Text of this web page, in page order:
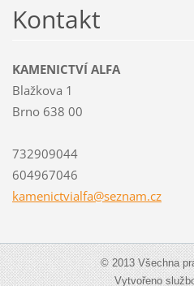
Kontakt
KAMENICTVÍ ALFA
Blažkova 1
Brno 638 00
732909044
604967046
kamenictvialfa@seznam.cz
© 2013 Všechna
Vytvořeno